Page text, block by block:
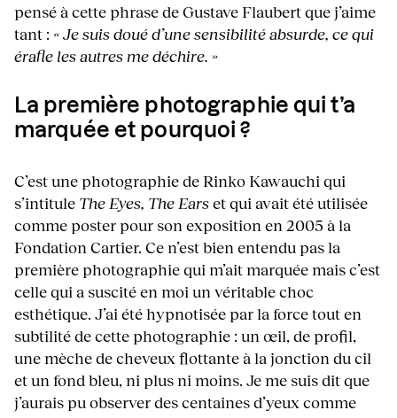
pensé à cette phrase de Gustave Flaubert que j’aime
tant : « Je suis doué d’une sensibilité absurde, ce qui
érafle les autres me déchire. »
La première photographie qui t’a
marquée et pourquoi ?
C’est une photographie de Rinko Kawauchi qui
s’intitule The Eyes, The Earset qui avait été utilisée
comme poster pour son exposition en 2005 à la
Fondation Cartier. Ce n’est bien entendu pas la
première photographie qui m’ait marquée mais c’est
celle qui a suscité en moi un véritable choc
esthétique. J’ai été hypnotisée par la force tout en
subtilité de cette photographie : un œil, de profil,
une mèche de cheveux flottante à la jonction du cil
et un fond bleu, ni plus ni moins. Je me suis dit que
j’aurais pu observer des centaines d’yeux comme